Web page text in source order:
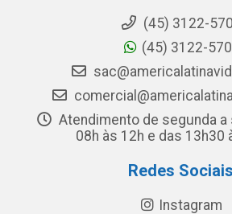
(45) 3122-
(45) 3122-
Atendimento de segunda
08h às 12h e das 13h30
Redes Sociais
Instagram